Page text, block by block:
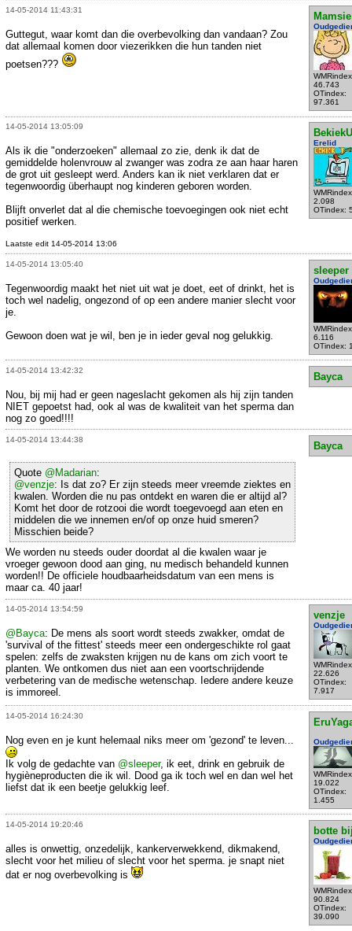
14-05-2014 11:43:31
Mamsie
46.743
OTindex:
97.361
Guttegut, waar komt dan die overbevolking dan vandaan? Zou
dat allemaal komen door viezerikken die hun tanden niet
poetsen???
14-05-2014 13:05:09
Erelid
2.098
OTindex:
Als ik die "onderzoeken" allemaal zo zie, denk ik dat de
gemiddelde holenvrouw al zwanger was zodra ze aan haar haren
de grot uit gesleept werd. Anders kan ik niet verklaren dat er
tegenwoordig überhaupt nog kinderen geboren worden.
Blijft onverlet dat al die chemische toevoegingen ook niet echt
positief werken.
Laatste edit 14-05-2014 13:06
14-05-2014 13:05:40
sleeper
6.116
OTindex:
Tegenwoordig maakt het niet uit wat je doet, eet of drinkt, het is
toch wel nadelig, ongezond of op een andere manier slecht voor
je.
Gewoon doen wat je wil, ben je in ieder geval nog gelukkig.
14-05-2014 13:42:32
Bayca
Nou, bij mij had er geen nageslacht gekomen als hij zijn tanden
NIET gepoetst had, ook al was de kwaliteit van het sperma dan
nog zo goed!!!!
14-05-2014 13:44:38
Bayca
Quote @Madarian:
@venzje: Is dat zo? Er zijn steeds meer vreemde ziektes en
kwalen. Worden die nu pas ontdekt en waren die er altijd al?
Komt het door de rotzooi die wordt toegevoegd aan eten en
middelen die we innemen en/of op onze huid smeren?
Misschien beide?
We worden nu steeds ouder doordat al die kwalen waar je
vroeger gewoon dood aan ging, nu medisch behandeld kunnen
worden!! De officiele houdbaarheidsdatum van een mens is
maar ca. 40 jaar!
14-05-2014 13:54:59
venzje
22.626
OTindex:
7.917
@Bayca: De mens als soort wordt steeds zwakker, omdat de
'survival of the fittest' steeds meer een ondergeschikte rol gaat
spelen: zelfs de zwaksten krijgen nu de kans om zich voort te
planten. We ontkomen dus niet aan een voortschrijdende
verbetering van de medische wetenschap. Iedere andere keuze
is immoreel.
14-05-2014 16:24:30
19.022
OTindex:
1.455
Nog even en je kunt helemaal niks meer om 'gezond' te leven...
Ik volg de gedachte van @sleeper, ik eet, drink en gebruik de
hygièneproducten die ik wil. Dood ga ik toch wel en dan wel het
liefst dat ik een beetje gelukkig leef.
14-05-2014 19:20:46
botte
90.824
OTindex:
39.090
alles is onwettig, onzedelijk, kankerverwekkend, dikmakend,
slecht voor het milieu of slecht voor het sperma. je snapt niet
dat er nog overbevolking is